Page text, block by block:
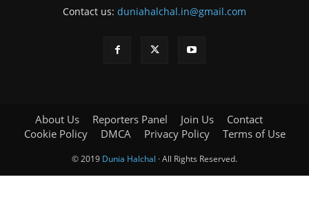
Contact us: duniahalchal.in@gmail.com
About Us Reporters Panel Join Us
Contact
Cookie Policy
DMCA Privacy Policy Terms of Use
© 2019 Dunia Halchal · All Rights Reserved.